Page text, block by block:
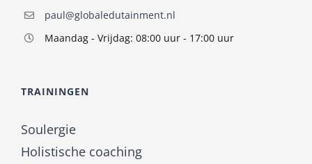
paul@globaledutainment.nl
Maandag - Vrijdag: 08:00 uur - 17:00 uur
TRAININGEN
Soulergie
Holistische coaching